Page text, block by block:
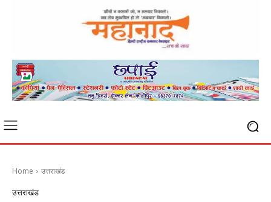
Home उत्तराखंड
उत्तराखंड